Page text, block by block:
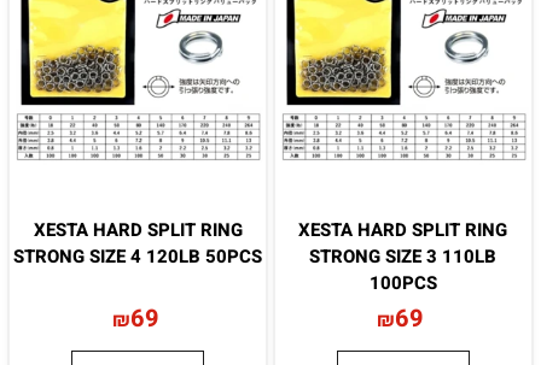
XESTA HARD SPLIT RING
STRONG SIZE 3 110LB
100PCS
₪69
XESTA HARD SPLIT RING
STRONG SIZE 4 120LB 50PCS
₪69